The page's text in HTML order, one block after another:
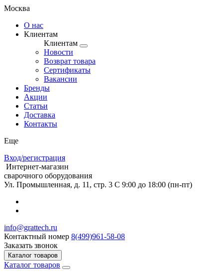
Москва
О нас
Клиентам
Клиентам
Новости
Возврат товара
Сертификаты
Вакансии
Бренды
Акции
Статьи
Доставка
Контакты
Еще
Вход/регистрация
Интернет-магазин
сварочного оборудования
Ул. Промышленная, д. 11, стр. 3 C 9:00 до 18:00 (пн-пт)
info@grattech.ru
Контактный номер 8(499)961-58-08
Заказать звонок
Каталог товаров
Каталог товаров